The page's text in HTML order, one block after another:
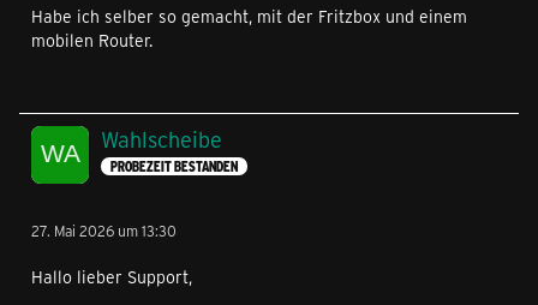
Habe ich selber so gemacht, mit der Fritzbox und einem
mobilen Router.
Wahlscheibe
PROBEZEIT BESTANDEN
27. Mai 2026 um 13:30
Hallo lieber Support,